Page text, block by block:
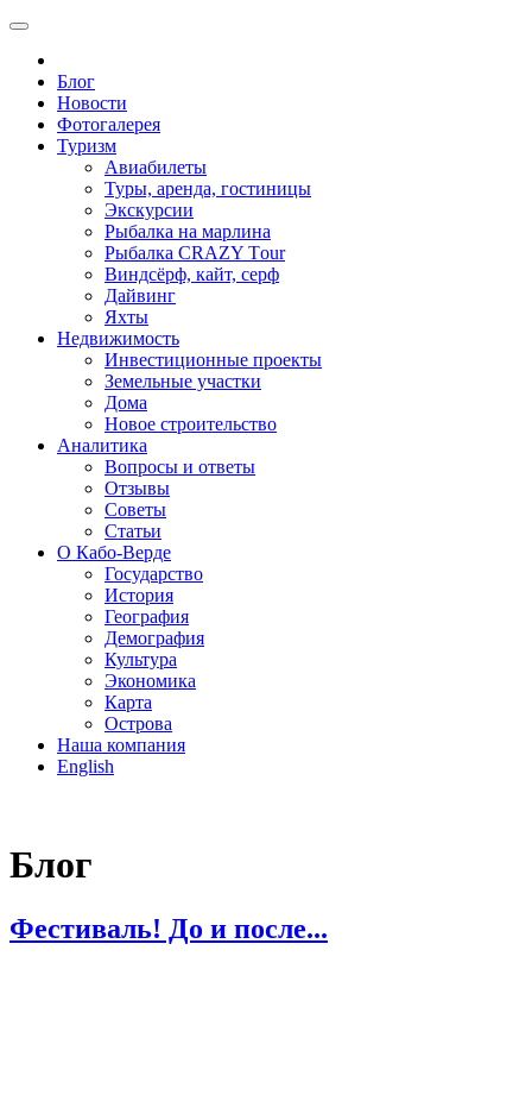
Блог
Новости
Фотогалерея
Туризм
Авиабилеты
Туры, аренда, гостиницы
Экскурсии
Рыбалка на марлина
Рыбалка CRAZY Тour
Виндсёрф, кайт, серф
Дайвинг
Яхты
Недвижимость
Инвестиционные проекты
Земельные участки
Дома
Новое строительство
Аналитика
Вопросы и ответы
Отзывы
Советы
Статьи
О Кабо-Верде
Государство
История
География
Демография
Культура
Экономика
Карта
Острова
Наша компания
English
Блог
Фестиваль! До и после...